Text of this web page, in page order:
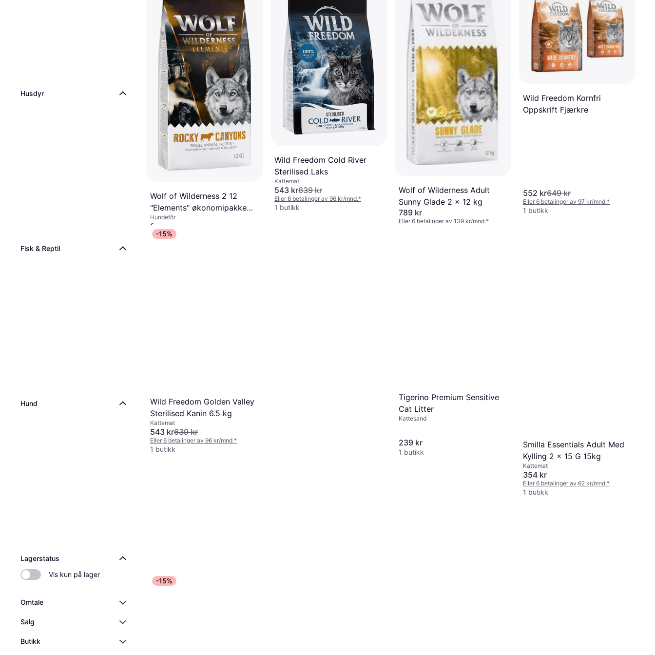
Husdyr
Fisk & Reptil
Hund
Lagerstatus
Vis kun på lager
Omtale
Salg
Butikk
1 butikk
Wolf of Wilderness 2 12
"Elements" økonomipakke
Rocky Canyons
Hundefôr
849 kr
Eller 6 betalinger av 150 kr/mnd.
Wild Freedom Cold River
Sterilised Laks
Kattemat
543 kr639 kr
Eller 6 betalinger av 96 kr/mnd.*
1 butikk
Wolf of Wilderness Adult
Sunny Glade 2 x 12 kg
789 kr
Eller 6 betalinger av 139 kr/mnd.*
Wild Freedom Kornfri
Oppskrift Fjærkre
552 kr649 kr
Eller 6 betalinger av 97 kr/mnd.*
1 butikk
-15%
Wild Freedom Golden Valley
Sterilised Kanin 6.5 kg
Kattemat
543 kr639 kr
Eller 6 betalinger av 96 kr/mnd.*
1 butikk
Tigerino Premium Sensitive
Cat Litter
Kattesand
239 kr
1 butikk
Smilla Essentials Adult Med
Kylling 2 x 15 G 15kg
Kattemat
354 kr
Eller 6 betalinger av 62 kr/mnd.*
1 butikk
-15%